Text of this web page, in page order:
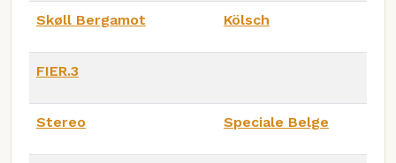
Skøll Bergamot Kölsch
FIER.3
Stereo Speciale Belge